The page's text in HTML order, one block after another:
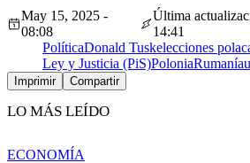
May 15, 2025 -
08:08
Última
14:41
PolíticaDonald Tuskelecciones
Ley y Justicia (PiS)PoloniaRumanía
Imprimir Compartir
LO MÁS LEÍDO
ECONOMÍA